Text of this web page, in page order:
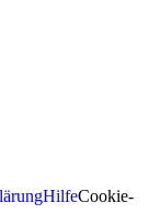
HilfeCookie-